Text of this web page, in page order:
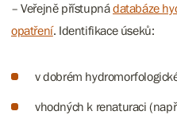
– Veřejně přístupnádatabáze
opatření. Identifikace úseků:
v dobrém
vhodných k renaturaci